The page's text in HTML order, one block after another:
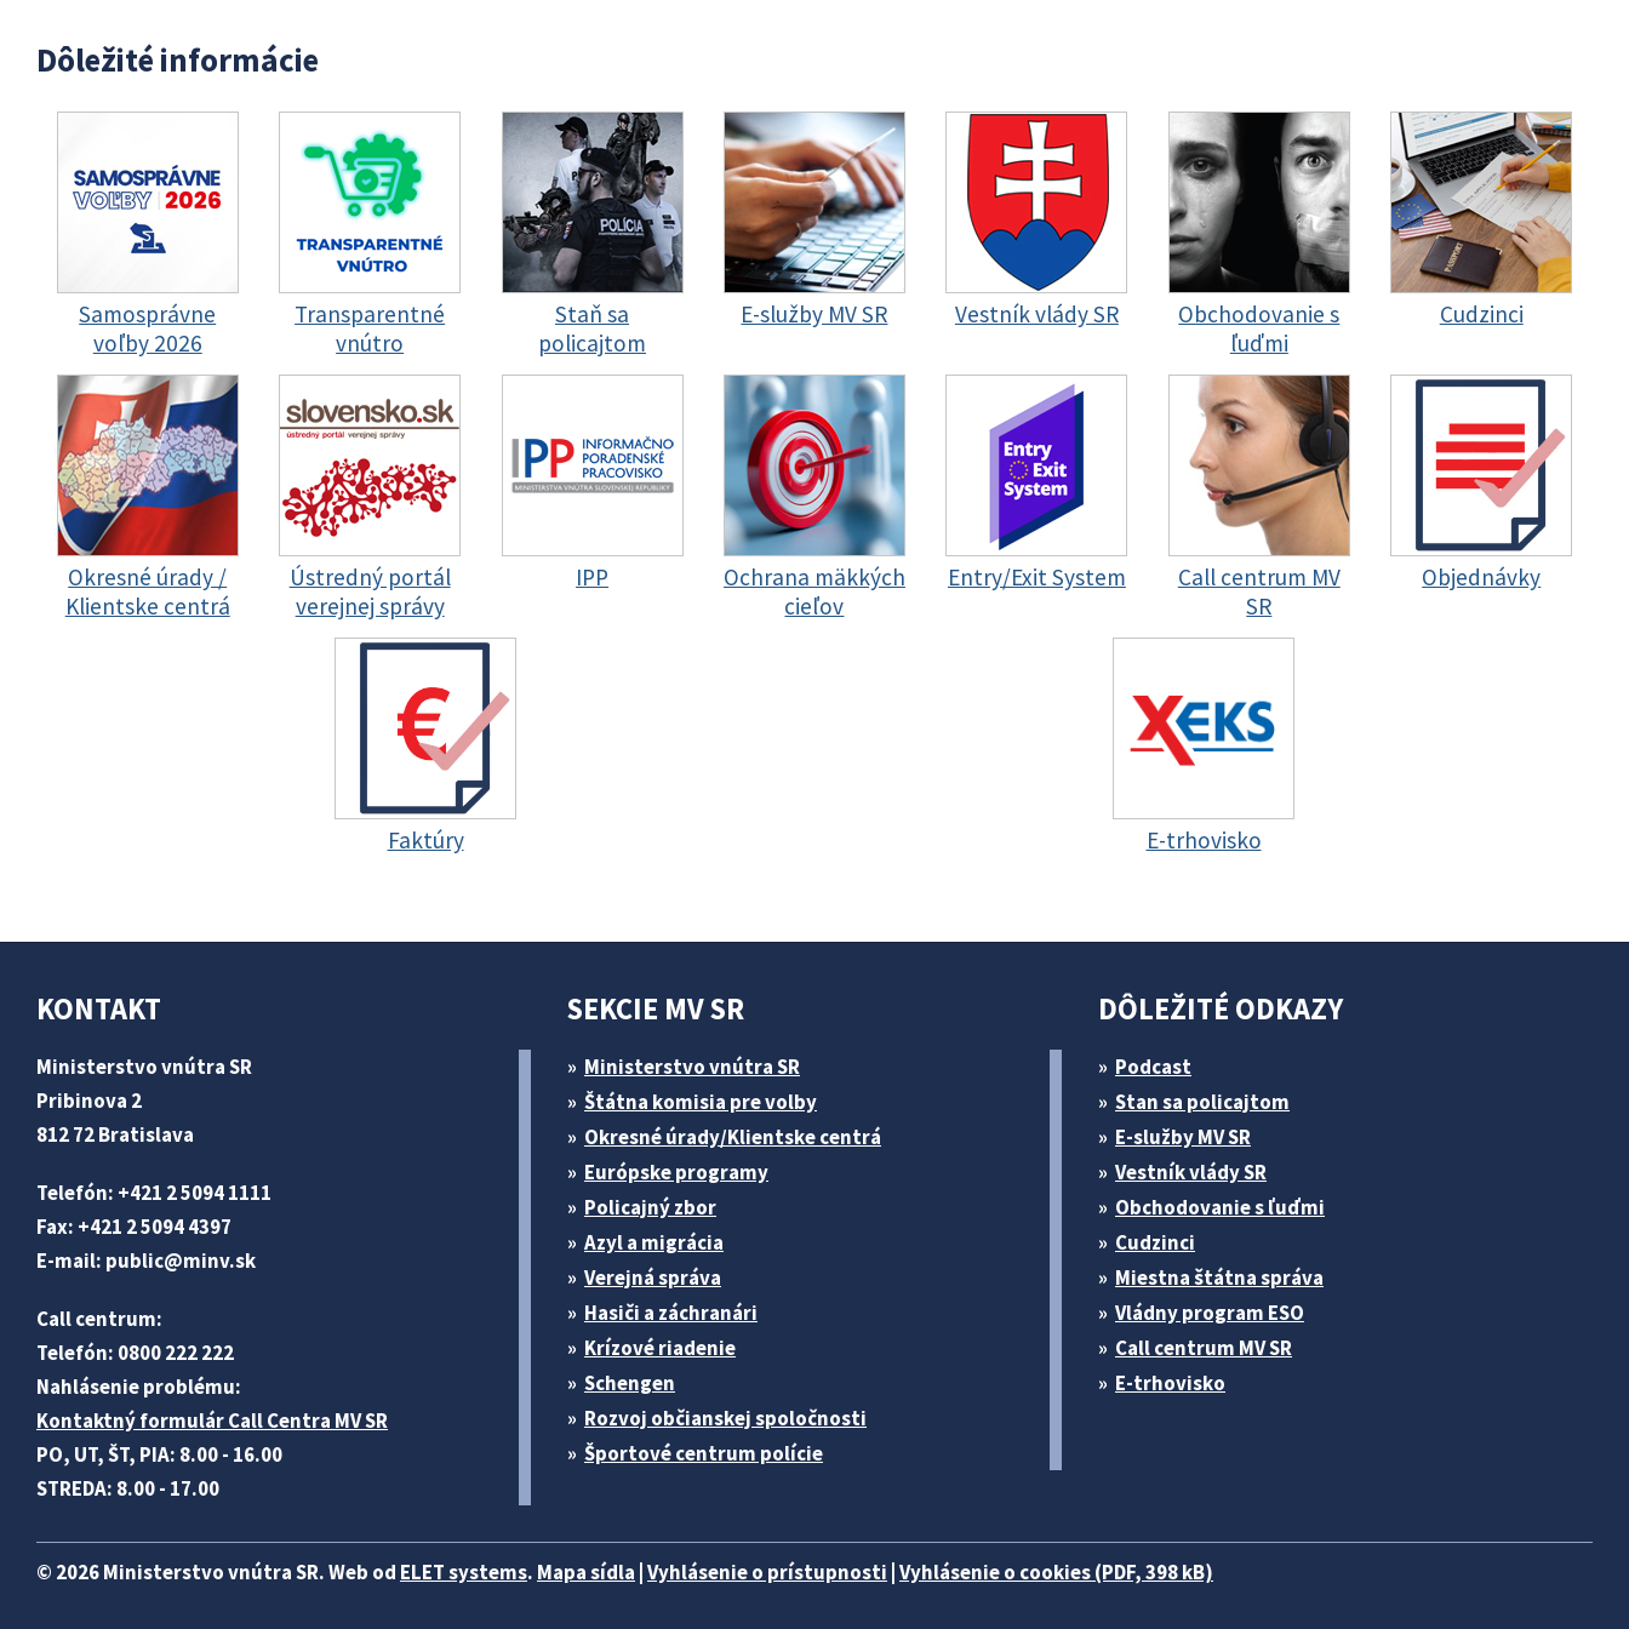
Dôležité informácie
Samosprávne
voľby 2026
Transparentné
vnútro
Staň sa
policajtom
E-služby MV SR Vestník vlády SR
Obchodovanie s
ľuďmi
Cudzinci
Okresné úrady /
Klientske centrá
Ústredný portál
verejnej správy
IPP
Ochrana mäkkých
cieľov
Entry/Exit System
Call centrum MV
SR
Objednávky
Faktúry E-trhovisko
KONTAKT
Ministerstvo vnútra SR
Pribinova 2
812 72 Bratislava
Telefón: +421 2 5094 1111
Fax: +421 2 5094 4397
E-mail: public@minv.sk
Call centrum:
Telefón: 0800 222 222
Nahlásenie problému:
Kontaktný formulár Call Centra MV SR
PO, UT, ŠT, PIA: 8.00 - 16.00
STREDA: 8.00 - 17.00
SEKCIE MV SR
Ministerstvo vnútra SR
Štátna komisia pre volby
Okresné úrady/Klientske centrá
Európske programy
Policajný zbor
Azyl a migrácia
Verejná správa
Hasiči a záchranári
Krízové riadenie
Schengen
Rozvoj občianskej spoločnosti
Športové centrum polície
DÔLEŽITÉ ODKAZY
Podcast
Stan sa policajtom
E-služby MV SR
Vestník vlády SR
Obchodovanie s ľuďmi
Cudzinci
Miestna štátna správa
Vládny program ESO
Call centrum MV SR
E-trhovisko
© 2026 Ministerstvo vnútra SR. Web od ELET systems. Mapa sídla Vyhlásenie o prístupnosti Vyhlásenie o cookies (PDF, 398 kB)